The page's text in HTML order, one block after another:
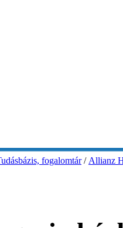
fogalomtár/ Allianz